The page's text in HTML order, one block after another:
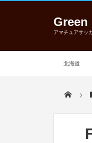
Green
アマチュアサッ
北海道